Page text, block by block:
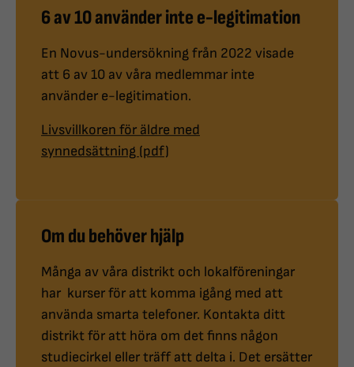
6 av 10 använder inte e-legitimation
En Novus-undersökning från 2022 visade
att 6 av 10 av våra medlemmar inte
använder e-legitimation.
Livsvillkoren för äldre med
synnedsättning (pdf)
Om du behöver hjälp
Många av våra distrikt och lokalföreningar
har kurser för att komma igång med att
använda smarta telefoner. Kontakta ditt
distrikt för att höra om det finns någon
studiecirkel eller träff att delta i. Det ersätter